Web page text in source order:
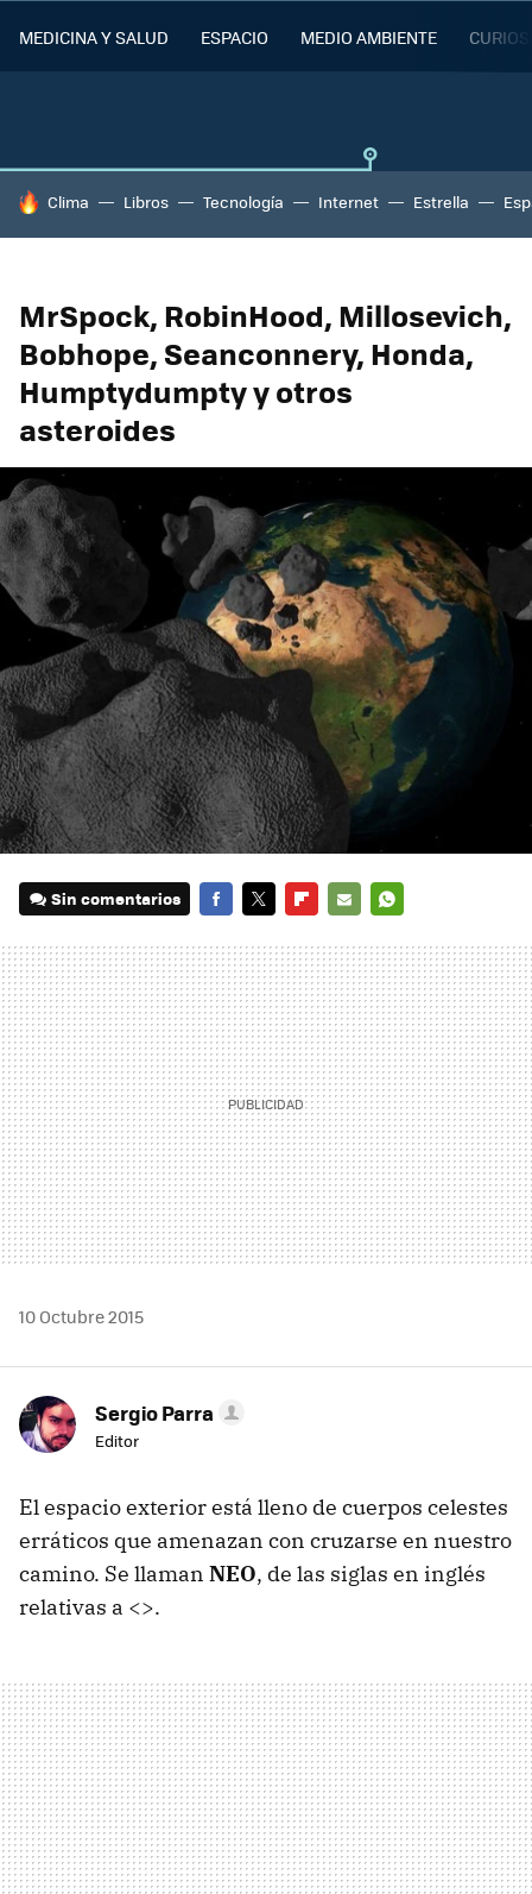
MEDICINA Y SALUD ESPACIO MEDIO AMBIENTE
HOY SE HABLA DE
Clima Libros Tecnología Internet Estrella
MrSpock, RobinHood, Millosevich,
Bobhope, Seanconnery, Honda,
Humptydumpty y otros
asteroides
Sin comentarios
MAIL
10 Octubre 2015
Sergio Parra
Editor
El espacio exterior está lleno de cuerpos celestes
erráticos que amenazan con cruzarse en nuestro
camino. Se llaman NEO, de las siglas en inglés
relativas a <>.